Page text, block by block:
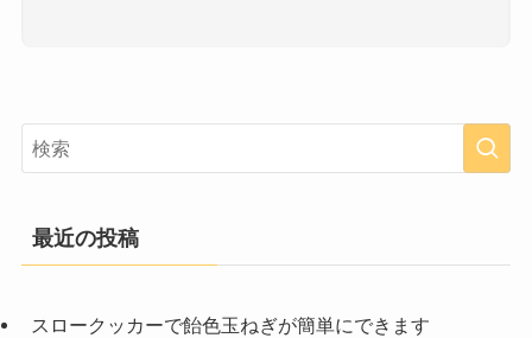
最近の投稿
スロークッカーで飴色玉ねぎが簡単にできます